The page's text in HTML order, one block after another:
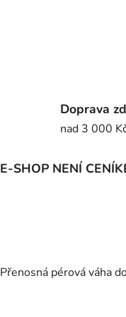
Doprava
nad 3 000
E-SHOP NENÍ
Přenosná pérová váha